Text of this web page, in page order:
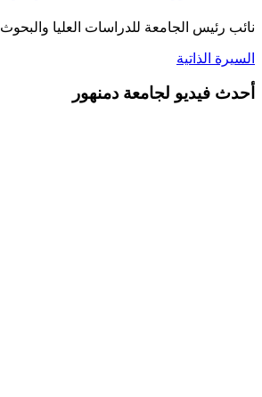
نائب رئيس الجامعة للدراسات العليا والبحوث
السيرة الذاتية
أحدث فيديو لجامعة دمنهور